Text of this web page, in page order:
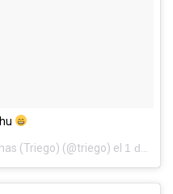
(Triego) (@triego) el 1 de May de 2015 a la(s) 7:07 PDT